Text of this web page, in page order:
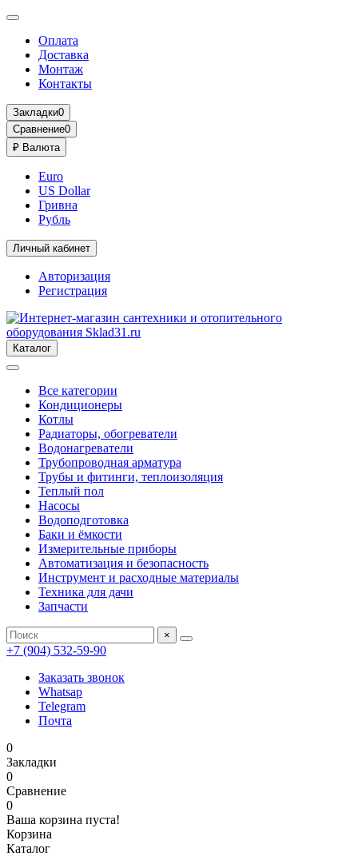
Оплата
Доставка
Монтаж
Контакты
Закладки0
Сравнение0
₽ Валюта
Euro
US Dollar
Гривна
Рубль
Личный кабинет
Авторизация
Регистрация
Каталог
Все категории
Кондиционеры
Котлы
Радиаторы, обогреватели
Водонагреватели
Трубопроводная арматура
Трубы и фитинги, теплоизоляция
Теплый пол
Насосы
Водоподготовка
Баки и ёмкости
Измерительные приборы
Автоматизация и безопасность
Инструмент и расходные материалы
Техника для дачи
Запчасти
×
+7 (904) 532-59-90
Заказать звонок
Whatsap
Telegram
Почта
0
Закладки
0
Сравнение
0
Ваша корзина пуста!
Корзина
Каталог